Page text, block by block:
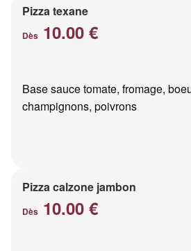
Pizza texane
Dès 10.00 €
Base sauce tomate, fromage,
champignons, poivrons
Pizza calzone jambon
Dès 10.00 €